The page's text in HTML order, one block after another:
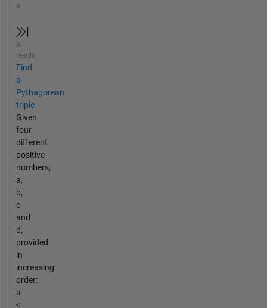
a
A
résolu
Find
a
Pythagorean
triple
Given
four
different
positive
numbers,
a,
b,
c
and
d,
provided
in
increasing
order:
a
<